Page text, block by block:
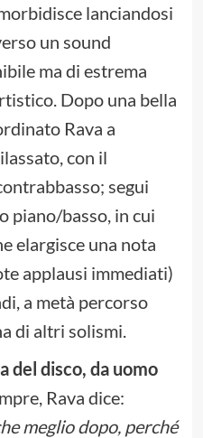
lanciandosi
un sound
ma di estrema
Dopo una bella
Rava a
con il
segui
piano/basso, in cui
elargisce una nota
applausi immediati)
a metà percorso
di altri solismi.
del disco, da uomo
Rava dice:
meglio dopo, perché